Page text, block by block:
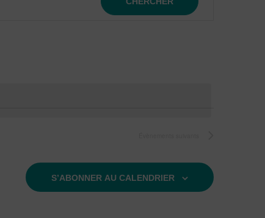
S’ABONNER AU CALENDRIER